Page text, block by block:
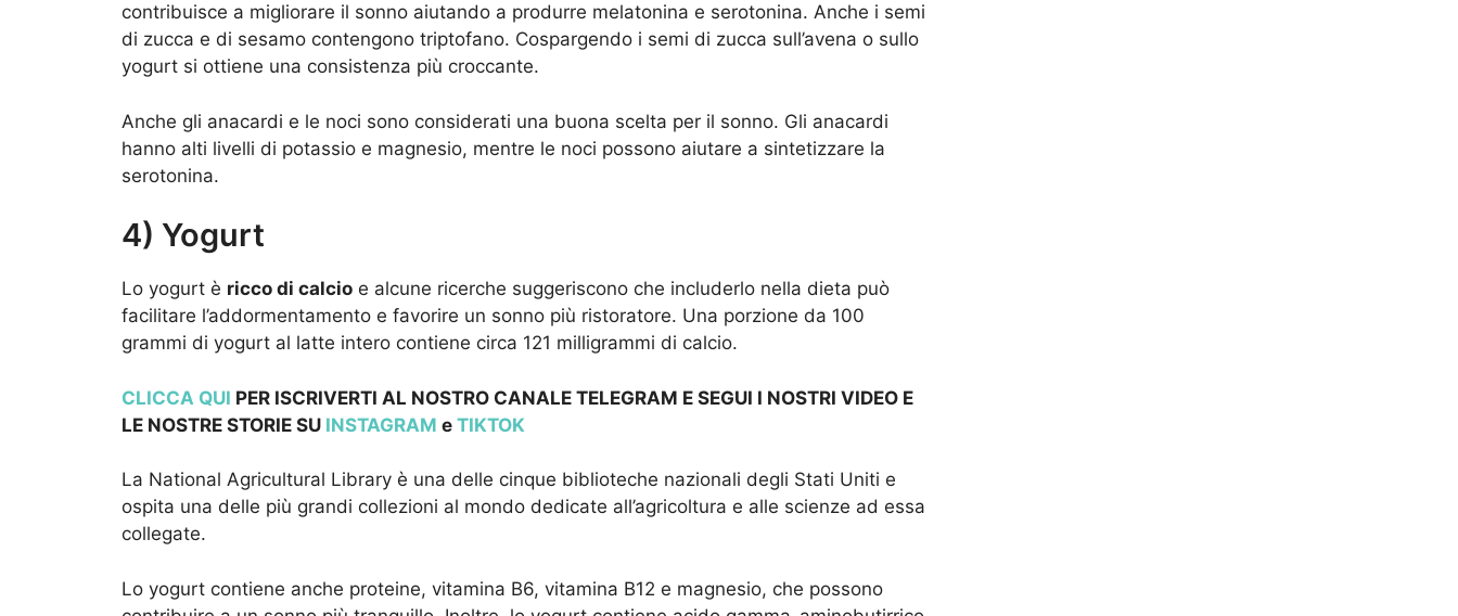
contribuisce a migliorare il sonno aiutando a produrre melatonina e serotonina. Anche i semi
di zucca e di sesamo contengono triptofano. Cospargendo i semi di zucca sull’avena o sullo
yogurt si ottiene una consistenza più croccante.
Anche gli anacardi e le noci sono considerati una buona scelta per il sonno. Gli anacardi
hanno alti livelli di potassio e magnesio, mentre le noci possono aiutare a sintetizzare la
serotonina.
4) Yogurt
Lo yogurt è ricco di calcio e alcune ricerche suggeriscono che includerlo nella dieta può
facilitare l’addormentamento e favorire un sonno più ristoratore. Una porzione da 100
grammi di yogurt al latte intero contiene circa 121 milligrammi di calcio.
CLICCA QUI PER ISCRIVERTI AL NOSTRO CANALE TELEGRAM E SEGUI I NOSTRI VIDEO E
LE NOSTRE STORIE SU INSTAGRAM e TIKTOK
La National Agricultural Library è una delle cinque biblioteche nazionali degli Stati Uniti e
ospita una delle più grandi collezioni al mondo dedicate all’agricoltura e alle scienze ad essa
collegate.
Lo yogurt contiene anche proteine, vitamina B6, vitamina B12 e magnesio, che possono